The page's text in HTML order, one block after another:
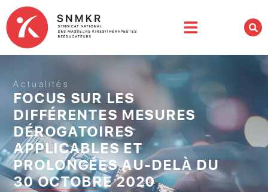
Actualités
FOCUS SUR LES
DIFFÉRENTES MESURES
DÉROGATOIRES
APPLICABLES ET
PROLONGÉES AU-DELÀ DU
30 OCTOBRE 2020